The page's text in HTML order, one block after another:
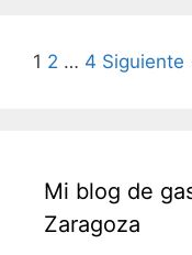
Navegación
1 2 … 4
Mi blog de
Zaragoza